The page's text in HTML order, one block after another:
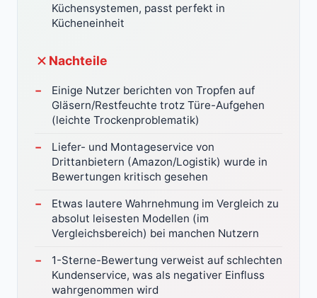
Küchensystemen, passt perfekt in
Kücheneinheit
Nachteile
Einige Nutzer berichten von Tropfen auf
Gläsern/Restfeuchte trotz Türe-Aufgehen
(leichte Trockenproblematik)
Liefer- und Montageservice von
Drittanbietern (Amazon/Logistik) wurde in
Bewertungen kritisch gesehen
Etwas lautere Wahrnehmung im Vergleich zu
absolut leisesten Modellen (im
Vergleichsbereich) bei manchen Nutzern
1-Sterne-Bewertung verweist auf schlechten
Kundenservice, was als negativer Einfluss
wahrgenommen wird